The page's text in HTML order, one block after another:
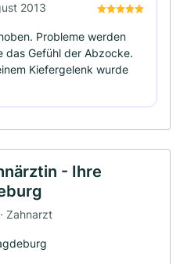
2013
Probleme werden
das Gefühl der Abzocke.
Kiefergelenk wurde
- Ihre
Zahnarzt